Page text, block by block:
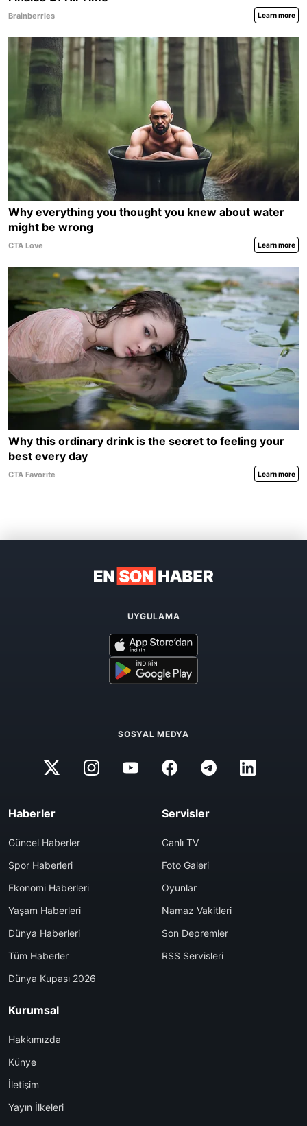
UYGULAMA
SOSYAL MEDYA
Haberler
Güncel Haberler
Spor Haberleri
Ekonomi Haberleri
Yaşam Haberleri
Dünya Haberleri
Tüm Haberler
Dünya Kupası 2026
Servisler
Canlı TV
Foto Galeri
Oyunlar
Namaz Vakitleri
Son Depremler
RSS Servisleri
Kurumsal
Hakkımızda
Künye
İletişim
Yayın İlkeleri